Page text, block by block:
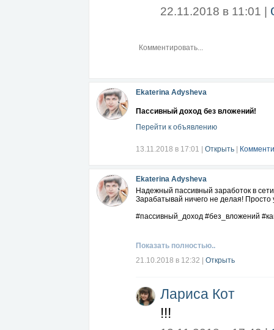
22.11.2018 в 11:01 |
Ekaterina Adysheva
Пассивный доход без вложений!
Перейти к объявлению
13.11.2018 в 17:01 Открыть
Ekaterina Adysheva
Надежный пассивный заработок в
Зарабатывай ничего не делая!
#пассивный_доход #без_вложений
Показать полностью..
21.10.2018 в 12:32
Открыть
Лариса Кот
!!!